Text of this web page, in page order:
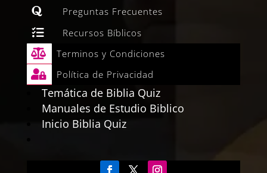
 Preguntas Frecuentes
 Recursos Bíblicos
 Terminos y Condiciones
 Política de Privacidad
Temática de Biblia Quiz
Manuales de Estudio Biblico
Inicio Biblia Quiz